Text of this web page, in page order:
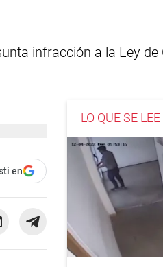
infracción a la Ley de
en
LO QUE SE